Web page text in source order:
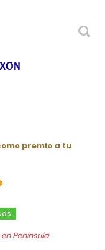
premio a tu
Península